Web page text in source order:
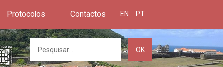
Protocolos Contactos EN PT
OK